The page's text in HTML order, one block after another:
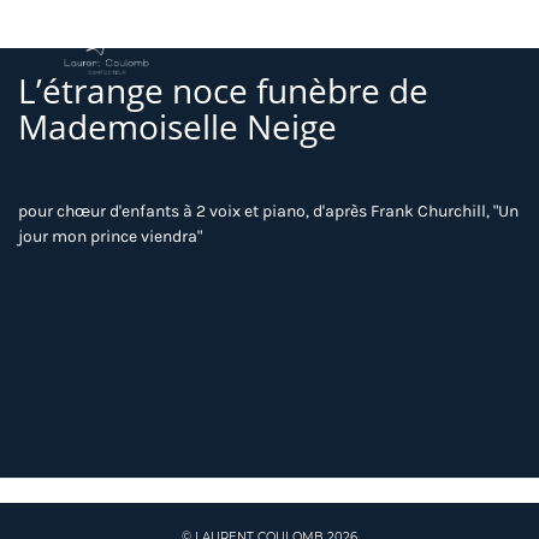
L’étrange noce funèbre de
Mademoiselle Neige
pour chœur d'enfants à 2 voix et piano, d'après Frank Churchill, "Un
jour mon prince viendra"